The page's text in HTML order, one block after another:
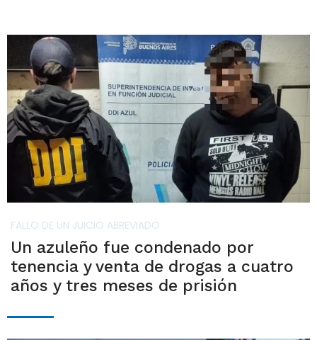
FALLO DE UN JUICIO ABREVIADO
Un azuleño fue condenado por
tenencia y venta de drogas a cuatro
años y tres meses de prisión